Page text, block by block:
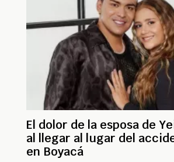
El dolor de la esposa de
al llegar al lugar del
en Boyacá